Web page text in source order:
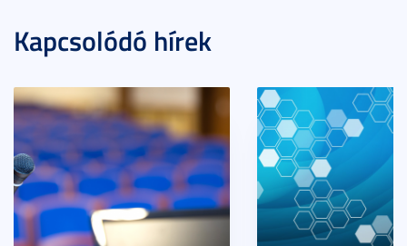
Kapcsolódó hírek